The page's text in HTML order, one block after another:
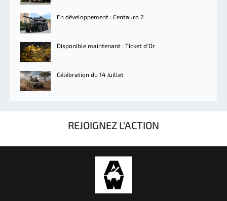
En développement : Centauro 2
Disponible maintenant : Ticket d'Or
Célébration du 14 Juillet
REJOIGNEZ L'ACTION